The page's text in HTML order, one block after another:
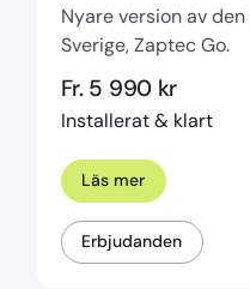
Nyare version av
Sverige, Zaptec Go.
Fr. 5 990 kr
Installerat & klart
Läs mer
Erbjudanden